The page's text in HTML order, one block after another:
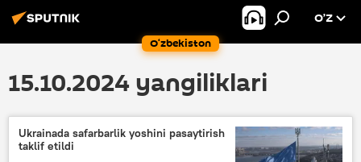
O‘zbekiston
O’Z
15.10.2024 yangiliklari
Ukrainada safarbarlik yoshini pasaytirish
taklif etildi